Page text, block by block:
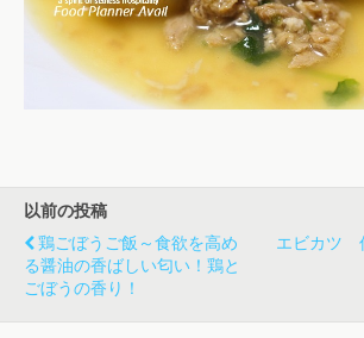
以前の投稿
鶏ごぼうご飯～食欲を高め
る醤油の香ばしい匂い！鶏と
ごぼうの香り！
エビカツ